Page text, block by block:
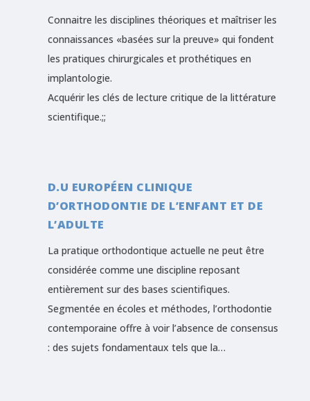
Connaitre les disciplines théoriques et maîtriser les
connaissances «basées sur la preuve» qui fondent
les pratiques chirurgicales et prothétiques en
implantologie.
Acquérir les clés de lecture critique de la littérature
scientifique.;;
D.U EUROPÉEN CLINIQUE
D’ORTHODONTIE DE L’ENFANT ET DE
L’ADULTE
La pratique orthodontique actuelle ne peut être
considérée comme une discipline reposant
entièrement sur des bases scientifiques.
Segmentée en écoles et méthodes, l’orthodontie
contemporaine offre à voir l’absence de consensus
: des sujets fondamentaux tels que la…